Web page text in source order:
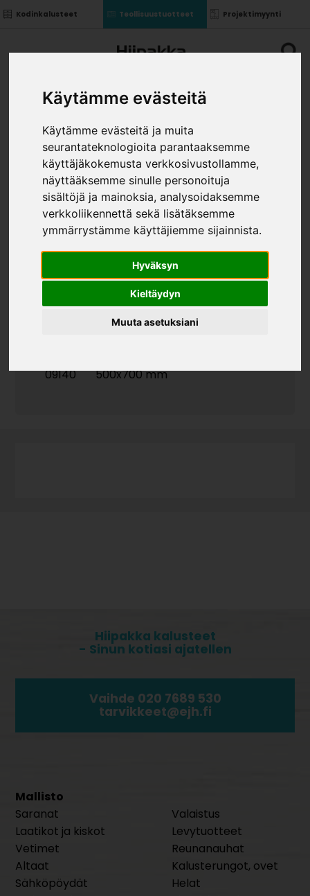
Käytämme evästeitä
Käytämme evästeitä ja muita
seurantateknologioita parantaaksemme
käyttäjäkokemusta verkkosivustollamme,
näyttääksemme sinulle personoituja
sisältöjä ja mainoksia, analysoidaksemme
verkkoliikennettä sekä lisätäksemme
ymmärrystämme käyttäjiemme sijainnista.
Hyväksyn
Kieltäydyn
Muuta asetuksiani
Kodinkalusteet Teollisuustuotteet Projektimyynti
SOLUMUOVIARKKI OVI-
PAKKAUS
Teollisuustuotteet»Helat»Pakkaustarvikkeet»
Solumuoviarkki OVI-pakkaus
KOKO
09140
500x700 mm
Hiipakka kalusteet
- Sinun kotiasi ajatellen
Vaihde 020 7689 530
tarvikkeet@ejh.fi
Mallisto
Saranat
Laatikot ja kiskot
Vetimet
Altaat
Sähköpöydät
Valaistus
Levytuotteet
Reunanauhat
Kalusterungot, ovet
Helat